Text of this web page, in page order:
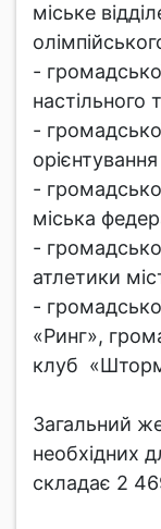
міське
-
настільного
-
-
міська
-
атлетики
-
«Ринг»,
клуб
Загальний
необхідних
складає 2